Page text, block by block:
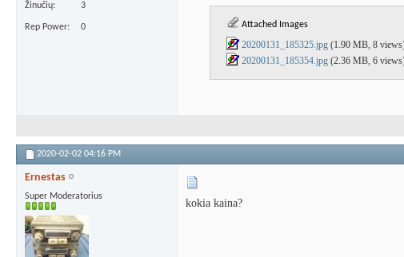
Žinučių
3
Rep Power 0 Attached Images
20200131_185325.jpg (1.90 MB, 8
20200131_185354.jpg (2.36 MB, 6
2020-02-02 04:16 PM
Ernestas
Super Moderatorius
kokia kaina?